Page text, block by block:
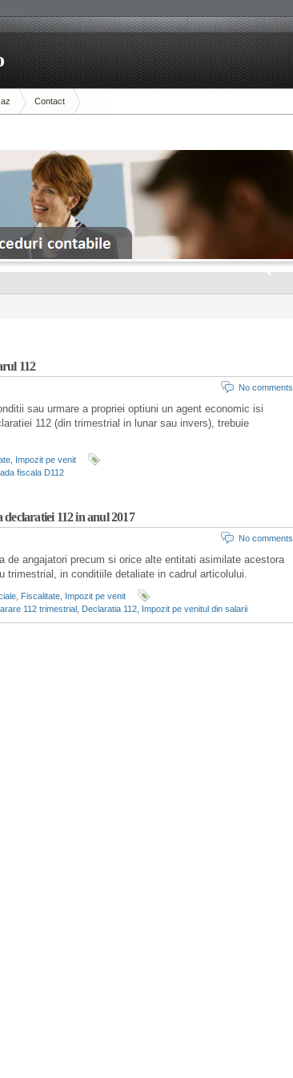
Contact
112
No comments
sau urmare a propriei optiuni un agent economic isi
112 (din trimestrial in lunar sau invers), trebuie
Impozit pe venit
fiscala D112
112 in anul 2017
No comments
de angajatori precum si orice alte entitati asimilate acestora
trimestrial, in conditiile detaliate in cadrul articolului.
Fiscalitate Impozit pe venit
112 trimestrial Declaratia 112 Impozit pe venitul din salarii